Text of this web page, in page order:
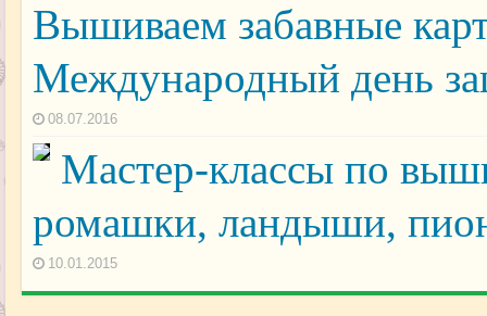
Вышиваем забавные
Международный день
08.07.2016
Мастер-классы по
ромашки, ландыши,
10.01.2015